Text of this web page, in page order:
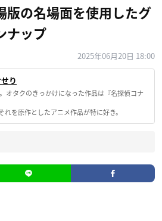
版の名場面を使用したグ
ナップ
2025年06月20日 18:00
り
オタクのきっかけになった作品は『名探偵コナ
れを原作としたアニメ作品が特に好き。